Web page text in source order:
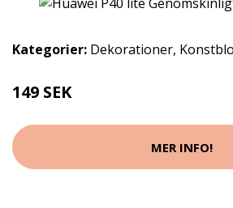
Kategorier: Dekorationer,
149 SEK
MER INFO!